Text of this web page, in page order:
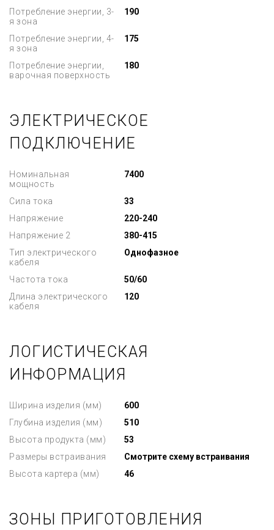
Потребление энергии, 3-
я зона
190
Потребление энергии, 4-
я зона
175
Потребление энергии,
варочная поверхность
180
ЭЛЕКТРИЧЕСКОЕ
ПОДКЛЮЧЕНИЕ
Номинальная
мощность
7400
Сила тока
33
Напряжение
220-240
Напряжение 2
380-415
Тип электрического
кабеля
Однофазное
Частота тока
50/60
Длина электрического
кабеля
120
ЛОГИСТИЧЕСКАЯ
ИНФОРМАЦИЯ
Ширина изделия (мм)
600
Глубина изделия (мм)
510
Высота продукта (мм)
53
Размеры встраивания
Смотрите схему встраивания
Высота картера (мм)
46
ЗОНЫ ПРИГОТОВЛЕНИЯ